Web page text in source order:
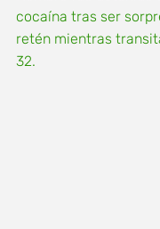
cocaína tras ser
retén mientras
32.